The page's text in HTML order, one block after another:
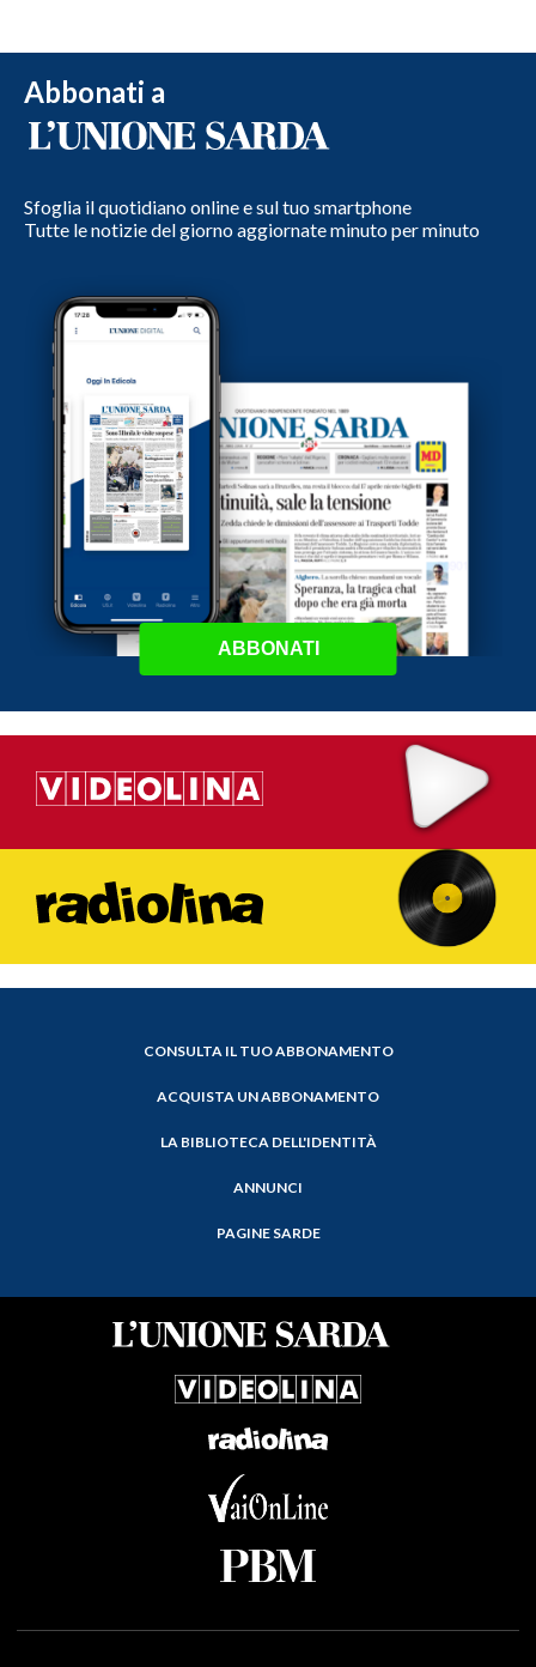
Abbonati a
Sfoglia il quotidiano online e sul tuo smartphone
Tutte le notizie del giorno aggiornate minuto per minuto
ABBONATI
CONSULTA IL TUO ABBONAMENTO
ACQUISTA UN ABBONAMENTO
LA BIBLIOTECA DELL'IDENTITÀ
ANNUNCI
PAGINE SARDE